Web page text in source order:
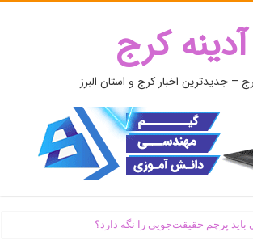
آدینه کرج
– جدیدترین اخبار کرج و استان البرز
پرچم حقیقت‌جویی را نگه دارد؟